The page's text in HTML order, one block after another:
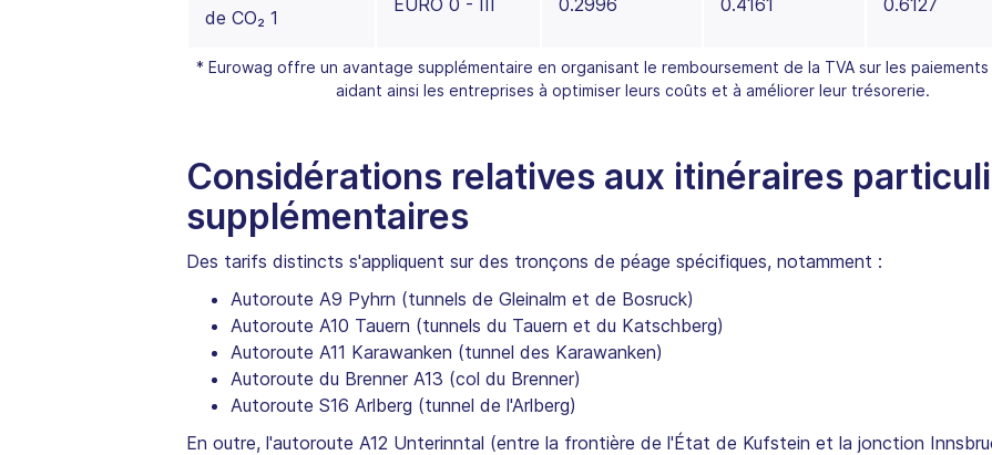
de CO₂ 1
* Eurowag offre un avantage supplémentaire en organisant le remboursement de la TVA sur les paiements
aidant ainsi les entreprises à optimiser leurs coûts et à améliorer leur trésorerie.
Considérations relatives aux itinéraires
supplémentaires
Des tarifs distincts s'appliquent sur des tronçons de péage spécifiques, notamment :
Autoroute A9 Pyhrn (tunnels de Gleinalm et de Bosruck)
Autoroute A10 Tauern (tunnels du Tauern et du Katschberg)
Autoroute A11 Karawanken (tunnel des Karawanken)
Autoroute du Brenner A13 (col du Brenner)
Autoroute S16 Arlberg (tunnel de l'Arlberg)
En outre, l'autoroute A12 Unterinntal (entre la frontière de l'État de Kufstein et la jonction